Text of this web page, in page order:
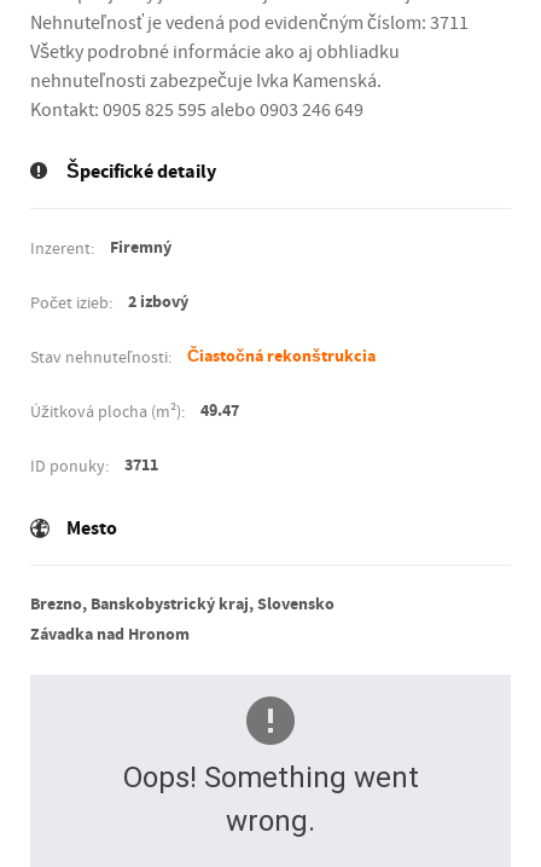
Nehnuteľnosť je vedená pod evidenčným číslom: 3711
Všetky podrobné informácie ako aj obhliadku
nehnuteľnosti zabezpečuje Ivka Kamenská.
Kontakt: 0905 825 595 alebo 0903 246 649
Špecifické detaily
Inzerent: Firemný
Počet izieb: 2 izbový
Stav nehnuteľnosti: Čiastočná rekonštrukcia
Úžitková plocha (m²): 49.47
ID ponuky: 3711
Mesto
Brezno, Banskobystrický kraj, Slovensko
Závadka nad Hronom
Oops! Something went
wrong.